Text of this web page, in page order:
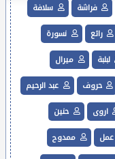
فراشة
سلافة
رائع
نسورة
لبلبة
ميرال
حروف
عبد الرحيم
اروى
حنين
عمل
ممدوح